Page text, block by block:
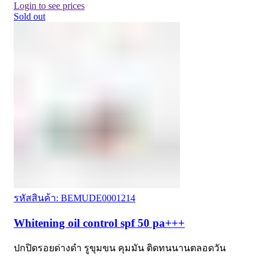
Login to see prices
Sold out
รหัสสินค้า: BEMUDE0001214
Whitening oil control spf 50 pa+++
ปกปิดรอยด่างดำ รูขุมขน คุมมัน ติดทนนานตลอดวัน